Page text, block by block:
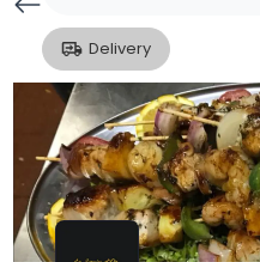
Delivery